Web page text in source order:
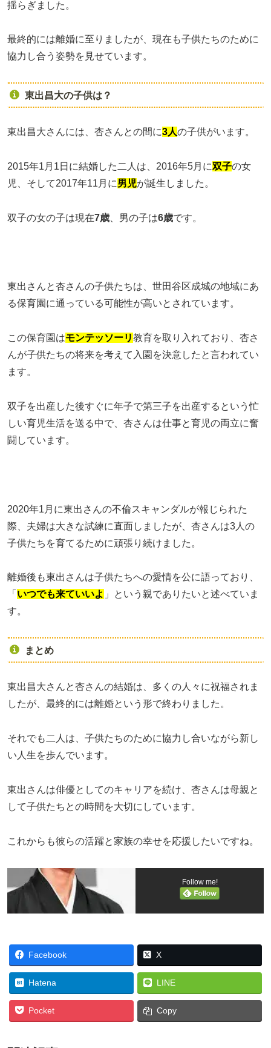
揺らぎました。
最終的には離婚に至りましたが、現在も子供たちのために
協力し合う姿勢を見せています。
東出昌大の子供は？
東出昌大さんには、杏さんとの間に3人の子供がいます。
2015年1月1日に結婚した二人は、2016年5月に双子の女
児、そして2017年11月に男児が誕生しました。
双子の女の子は現在7歳 、男の子は6歳です。
東出さんと杏さんの子供たちは、世田谷区成城の地域にあ
る保育園に通っている可能性が高いとされています。
この保育園はモンテッソーリ教育を取り入れており、杏さ
んが子供たちの将来を考えて入園を決意したと言われてい
ます。
双子を出産した後すぐに年子で第三子を出産するという忙
しい育児生活を送る中で、杏さんは仕事と育児の両立に奮
闘しています。
2020年1月に東出さんの不倫スキャンダルが報じられた
際、夫婦は大きな試練に直面しましたが、杏さんは3人の
子供たちを育てるために頑張り続けました。
離婚後も東出さんは子供たちへの愛情を公に語っており、
「 いつでも来ていいよ 」という親でありたいと述べていま
す。
まとめ
東出昌大さんと杏さんの結婚は、多くの人々に祝福されま
したが、最終的には離婚という形で終わりました。
それでも二人は、子供たちのために協力し合いながら新し
い人生を歩んでいます。
東出さんは俳優としてのキャリアを続け、杏さんは母親と
して子供たちとの時間を大切にしています。
これからも彼らの活躍と家族の幸せを応援したいですね。
Follow me!
Facebook X
Hatena LINE
Pocket Copy